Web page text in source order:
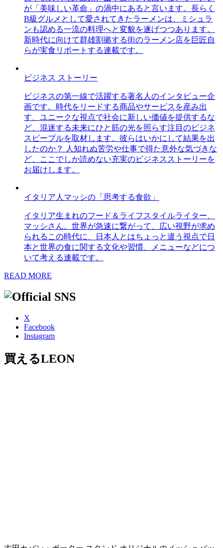
が「美味しい革命」の渦中にあると言います。長らく
B級グルメとして愛されてきたラーメンは、ミシュラ
ンも認める一流の料理へと変貌を遂げつつあります。
新時代に向けて群雄割拠する街のラーメン店を巨匠自
らが実食リポートする連載です。
ビジネス ストーリー
ビジネスの第一線で活躍する著名人のインタビュー企
画です。時代をリードする商品やサービスを産み出
す、ユニークな視点で社会に新しい価値を提供するな
ど、混迷する未来にひと筋の光を照らす注目のビジネ
スピープルを取材します。彼らはいかにして結果を出
したのか？ 人知れぬ苦労や仕事で得た意外な気づきな
ど、ここでしか読めない充実のビジネスストーリーを
お届けします。
イタリア人マッシの「思考する食欲」
イタリア生まれのフード＆ライフスタイルライター、
マッシさん。世界が急速に繋がって、広い視野が求め
られるこの時代に、日本人とはちょっと違う視点で日
本と世界の食に関する文化や習慣、メニューなどにつ
いて考える連載です。
READ MORE
X
Facebook
Instagram
買えるLEON